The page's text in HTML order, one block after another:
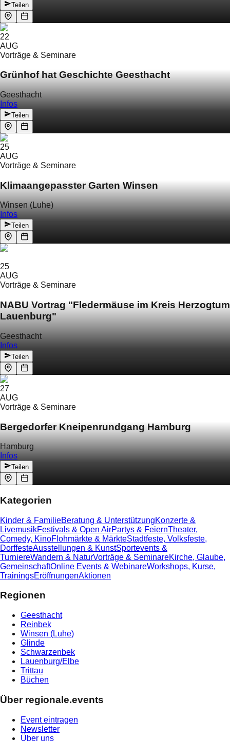
Teilen
22
AUG
Vorträge & Seminare
Grünhof hat Geschichte Geesthacht
Geesthacht
Infos
Teilen
25
AUG
Vorträge & Seminare
Klimaangepasster Garten Winsen
Winsen (Luhe)
Infos
Teilen
25
AUG
Vorträge & Seminare
NABU Vortrag "Fledermäuse im Kreis Herzogtum
Lauenburg"
Geesthacht
Infos
Teilen
27
AUG
Vorträge & Seminare
Bergedorfer Kneipenrundgang Hamburg
Hamburg
Infos
Teilen
Kategorien
Kinder & FamilieBeratung & UnterstützungKonzerte &
LivemusikFestivals & Open AirPartys & FeiernTheater,
Comedy, KinoFlohmärkte & MärkteStadtfeste, Volksfeste,
DorffesteAusstellungen & KunstSportevents &
TurniereWandern & NaturVorträge & SeminareKirche, Glaube,
GemeinschaftOnline Events & WebinareWorkshops, Kurse,
TrainingsEröffnungenAktionen
Regionen
Geesthacht
Reinbek
Winsen (Luhe)
Glinde
Schwarzenbek
Lauenburg/Elbe
Trittau
Büchen
Über regionale.events
Event eintragen
Newsletter
Über uns